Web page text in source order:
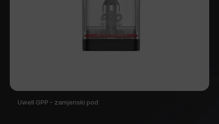
Uwell GPP - zamjenski pod